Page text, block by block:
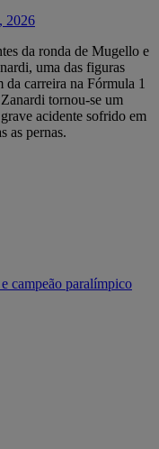
2026
da ronda de Mugello e
uma das figuras
carreira na Fórmula 1
tornou-se um
acidente sofrido em
as pernas.
campeão paralímpico